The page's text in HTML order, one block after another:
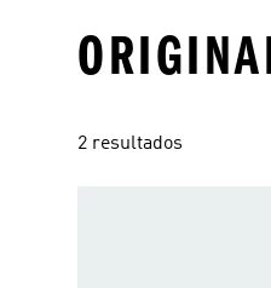
2 resultados